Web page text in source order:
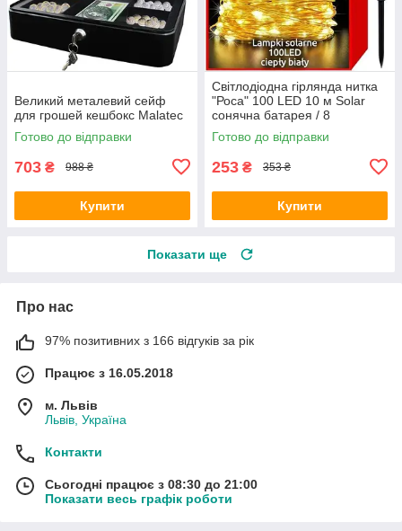
Великий металевий сейф
для грошей кешбокс Malatec
Готово до відправки
703 ₴ 988 ₴
Купити
Світлодіодна гірлянда нитка
"Роса" 100 LED 10 м Solar
сонячна батарея / 8
РЕЖИМІВ СВЕТА
Готово до відправки
253 ₴ 353 ₴
Купити
Показати ще
Про нас
97% позитивних з 166 відгуків за рік
Працює з 16.05.2018
м. Львів
Львів, Україна
Контакти
Сьогодні працює з 08:30 до 21:00
Показати весь графік роботи